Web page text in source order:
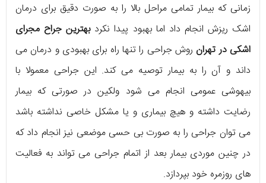
زمانی که بیمار تمامی مراحل بالا را به صورت دقیق برای درمان
اشک ریزش انجام داد اما بهبود پیدا نکردبهترین جراح مجرای
اشکی در تهران روش جراحی را تنها راه برای بهبودی و درمان می
داند و آن را به بیمار توصیه می کند. این جراحی معمولا با
بیهوشی عمومی انجام می شود ولکین در صورتی که بیمار
رضایت داشته و هیچ بیماری و یا مشکل خاصی نداشته باشد
می توان جراحی را به صورت بی حسی موضعی نیز انجام داد که
در چنین موردی بیمار بعد از اتمام جراحی می تواند به فعالیت
های روزمره خود بپردازد.